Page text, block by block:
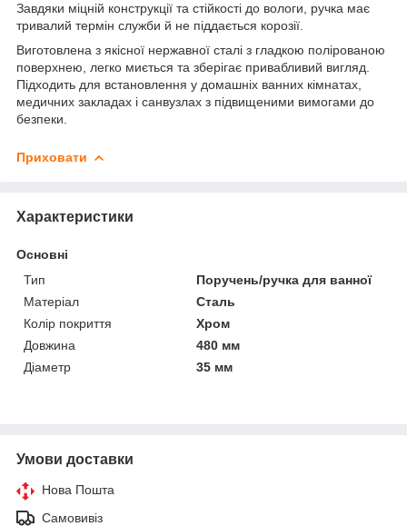
Завдяки міцній конструкції та стійкості до вологи, ручка має
тривалий термін служби й не піддається корозії.
Виготовлена з якісної нержавної сталі з гладкою полірованою
поверхнею, легко миється та зберігає привабливий вигляд.
Підходить для встановлення у домашніх ванних кімнатах,
медичних закладах і санвузлах з підвищеними вимогами до
безпеки.
Приховати
Характеристики
Основні
Тип
Поручень/ручка для ванної
Матеріал
Сталь
Колір покриття
Хром
Довжина
480 мм
Діаметр
35 мм
Умови доставки
Нова Пошта
Самовивіз